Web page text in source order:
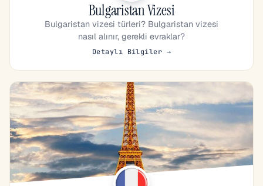
Bulgaristan Vizesi
Bulgaristan vizesi türleri? Bulgaristan vizesi
nasıl alınır, gerekli evraklar?
Detaylı Bilgiler →